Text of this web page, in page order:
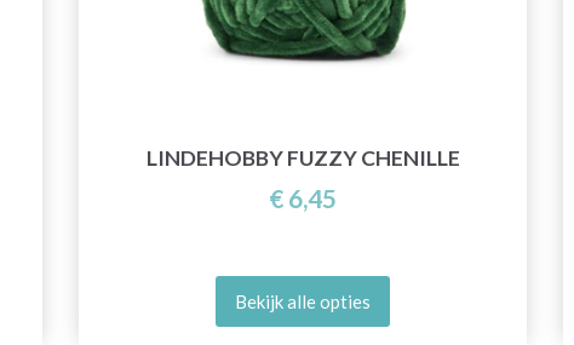
LINDEHOBBY FUZZY CHENILLE
€ 6,45
Bekijk alle opties